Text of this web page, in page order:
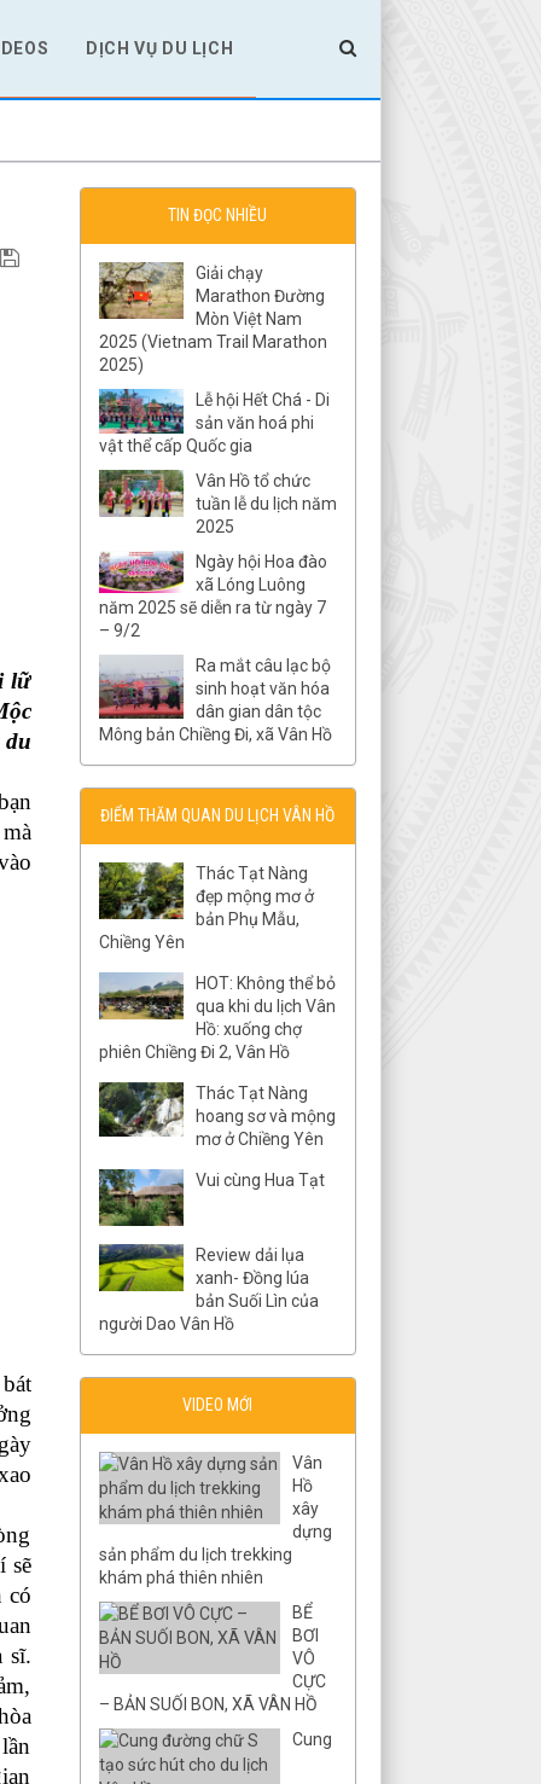
DỊCH VỤ DU LỊCH
lữ
du
sẽ
có
sĩ.
TIN ĐỌC NHIỀU
Giải chạy
Marathon Đường
Mòn Việt Nam
2025 (Vietnam Trail Marathon
2025)
Lễ hội Hết Chá - Di
sản văn hoá phi
vật thể cấp Quốc gia
Vân Hồ tổ chức
tuần lễ du lịch năm
2025
Ngày hội Hoa đào
xã Lóng Luông
năm 2025 sẽ diễn ra từ ngày 7
– 9/2
Ra mắt câu lạc bộ
sinh hoạt văn hóa
dân gian dân tộc
Mông bản Chiềng Đi, xã Vân Hồ
ĐIỂM THĂM QUAN DU LỊCH VÂN HỒ
Thác Tạt Nàng
đẹp mộng mơ ở
bản Phụ Mẫu,
Chiềng Yên
HOT: Không thể bỏ
qua khi du lịch Vân
Hồ: xuống chợ
phiên Chiềng Đi 2, Vân Hồ
Thác Tạt Nàng
hoang sơ và mộng
mơ ở Chiềng Yên
Vui cùng Hua Tạt
Review dải lụa
xanh- Đồng lúa
bản Suối Lìn của
người Dao Vân Hồ
VIDEO MỚI
Vân
Hồ
xây
dựng
sản phẩm du lịch trekking
khám phá thiên nhiên
BỂ
BƠI
VÔ
CỰC
– BẢN SUỐI BON, XÃ VÂN HỒ
Cung